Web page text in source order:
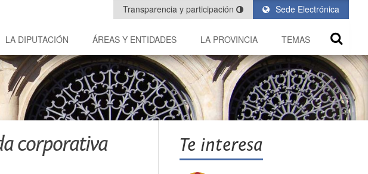
Sede Electrónica
Transparencia y participación
LA DIPUTACIÓN ÁREAS Y ENTIDADES LA PROVINCIA TEMAS
corporativa Te interesa